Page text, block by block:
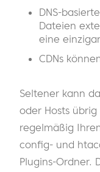
DNS-
Dateien
eine
CDNs
Seltener kann
oder Hosts
regelmäßig
config- und
Plugins-Ordner.